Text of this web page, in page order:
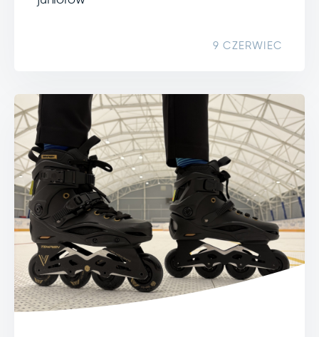
9 CZERWIEC